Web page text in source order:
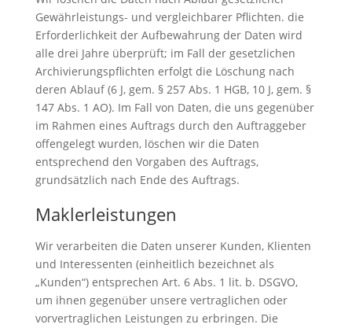
Gewährleistungs- und vergleichbarer Pflichten. die
Erforderlichkeit der Aufbewahrung der Daten wird
alle drei Jahre überprüft; im Fall der gesetzlichen
Archivierungspflichten erfolgt die Löschung nach
deren Ablauf (6 J, gem. § 257 Abs. 1 HGB, 10 J, gem. §
147 Abs. 1 AO). Im Fall von Daten, die uns gegenüber
im Rahmen eines Auftrags durch den Auftraggeber
offengelegt wurden, löschen wir die Daten
entsprechend den Vorgaben des Auftrags,
grundsätzlich nach Ende des Auftrags.
Maklerleistungen
Wir verarbeiten die Daten unserer Kunden, Klienten
und Interessenten (einheitlich bezeichnet als
„Kunden“) entsprechen Art. 6 Abs. 1 lit. b. DSGVO,
um ihnen gegenüber unsere vertraglichen oder
vorvertraglichen Leistungen zu erbringen. Die